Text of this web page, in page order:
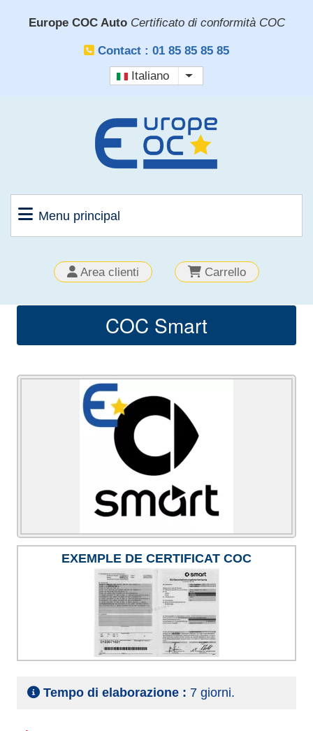
Europe COC Auto Certificato di conformità COC
Contact : 01 85 85 85 85
Italiano
Mostra ulteriori azioni
Menu principal
OUTILS
CLIENT
Area clienti Carrello
COC Smart
EXEMPLE DE CERTIFICAT COC
Tempo di elaborazione : 7 giorni.